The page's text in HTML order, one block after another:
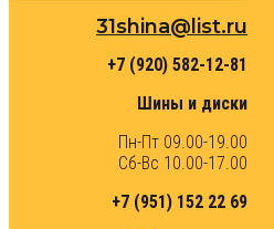
31shina@list.ru
+7 (920) 582-12-81
Шины и диски
Пн-Пт 09.00-19.00
Сб-Вс 10.00-17.00
+7 (951) 152 22 69